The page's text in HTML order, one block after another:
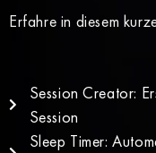
Erfahre in diesem
Session Creator:
Session
Sleep Timer: